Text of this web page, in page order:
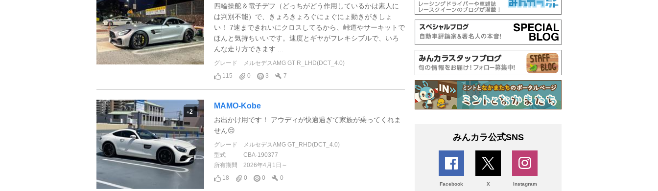
四輪操舵＆電子デフ（どっちがどう作用しているかは素人に
は判別不能）で、きょろきょろぐにょぐにょ動きがきしょ
い！ 7速まできれいにクロスしてるから、峠道やサーキットで
ほんと気持ちいいです。速度とギヤがフレキシブルで、いろ
んな走り方できます ...
グレード
メルセデスAMG GT R_LHD(DCT_4.0)
115
0 3 7
+2
MAMO-Kobe
お出かけ用です！ アウディが快適過ぎて家族が乗ってくれま
せん😔
グレード
メルセデスAMG GT_RHD(DCT_4.0)
型式
CBA-190377
所有期間
2026年4月1日～
18
0 0 0
みんカラ公式SNS
Facebook X Instagram